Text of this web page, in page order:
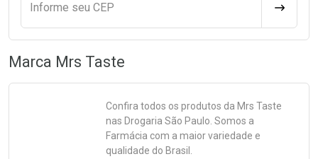
Informe seu CEP
Marca Mrs Taste
Confira todos os produtos da Mrs Taste
nas Drogaria São Paulo. Somos a
Farmácia com a maior variedade e
qualidade do Brasil.